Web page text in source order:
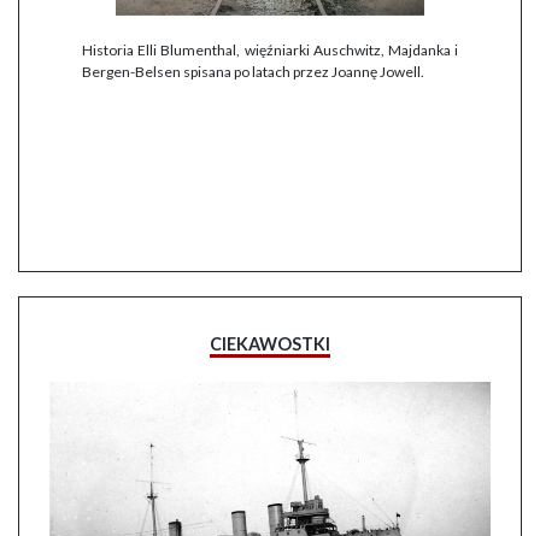
Historia Elli Blumenthal, więźniarki Auschwitz, Majdanka i
Bergen-Belsen spisana po latach przez Joannę Jowell.
CIEKAWOSTKI